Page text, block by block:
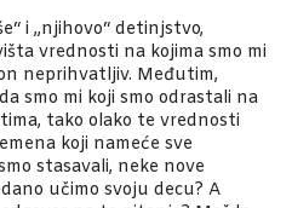
i „njihovo“ detinjstvo,
vrednosti na kojima smo mi
neprihvatljiv. Međutim,
smo mi koji smo odrastali na
tako olako te vrednosti
koji nameće sve
stasavali, neke nove
učimo svoju decu? A